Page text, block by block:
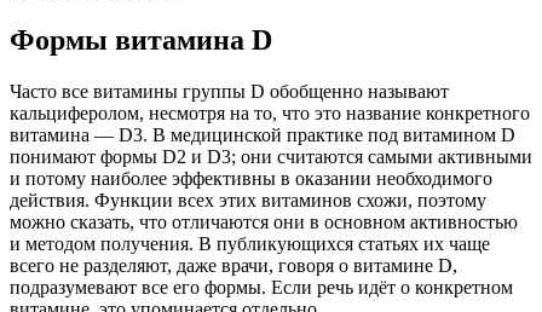
Формы витамина D
Часто все витамины группы D обобщенно называют
кальциферолом, несмотря на то, что это название конкретного
витамина — D3. В медицинской практике под витамином D
понимают формы D2 и D3; они считаются самыми активными
и потому наиболее эффективны в оказании необходимого
действия. Функции всех этих витаминов схожи, поэтому
можно сказать, что отличаются они в основном активностью
и методом получения. В публикующихся статьях их чаще
всего не разделяют, даже врачи, говоря о витамине D,
подразумевают все его формы. Если речь идёт о конкретном